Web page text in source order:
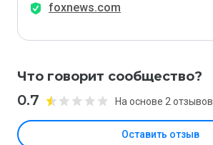
foxnews.com
Что говорит сообщество?
0.7 На основе 2 отзывов
Оставить отзыв